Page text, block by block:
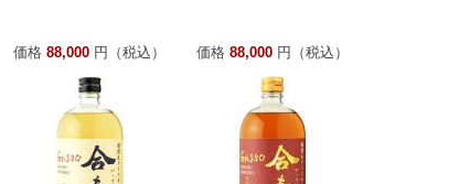
価格 88,000 円（税込） 価格 88,000 円（税込）